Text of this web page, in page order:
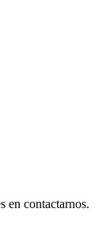
en contactarnos.